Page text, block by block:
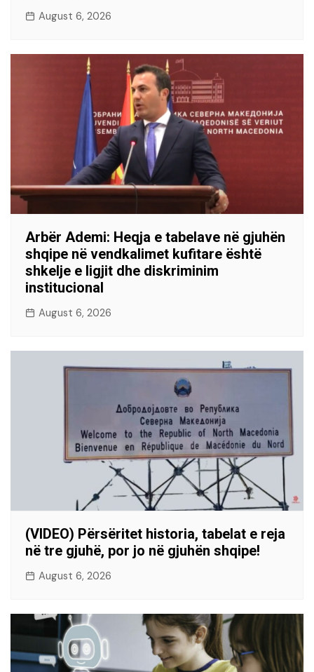
August 6, 2026
Arbër Ademi: Heqja e tabelave në gjuhën
shqipe në vendkalimet kufitare është
shkelje e ligjit dhe diskriminim
institucional
August 6, 2026
(VIDEO) Përsëritet historia, tabelat e reja
në tre gjuhë, por jo në gjuhën shqipe!
August 6, 2026